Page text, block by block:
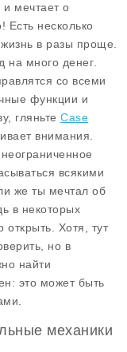
и мечтает о
Есть несколько
в разы проще.
на много денег
со всеми
функции и
гляньте Case
внимания.
всякими
же ты мечтал об
в некоторых
открыть. Хотя, тут
но в
найти
это может быть
механики